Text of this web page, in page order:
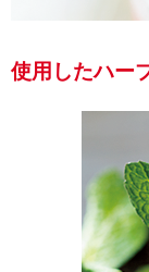
使用したハー